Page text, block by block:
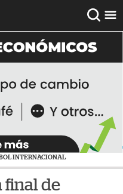
INTERNACIONAL
final de